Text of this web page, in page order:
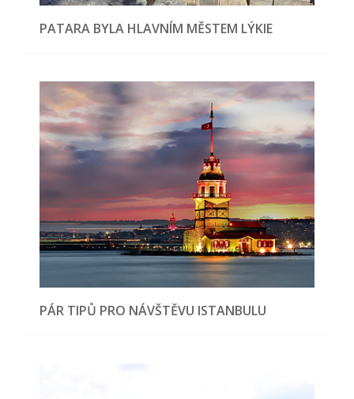
PATARA BYLA HLAVNÍM MĚSTEM LÝKIE
PÁR TIPŮ PRO NÁVŠTĚVU ISTANBULU